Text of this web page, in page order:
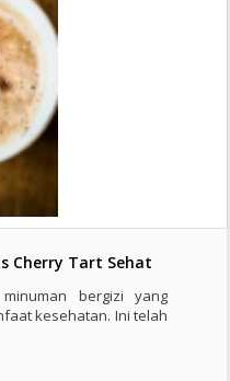
Cherry Tart Sehat
bergizi yang
kesehatan. Ini telah